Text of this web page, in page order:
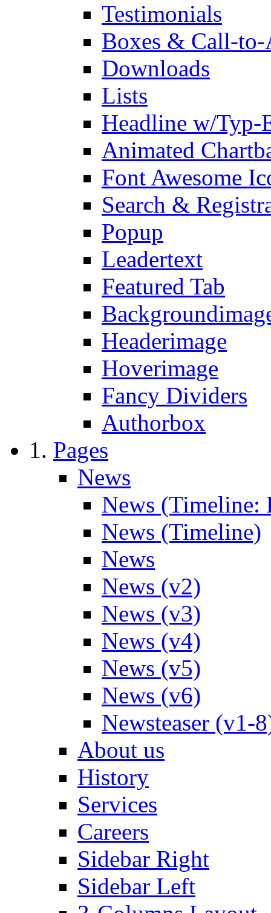
Testimonials
Boxes & Call-
Downloads
Lists
Headline w/Typ-
Animated
Font Awesome
Search &
Popup
Leadertext
Featured Tab
Headerimage
Hoverimage
Fancy Dividers
Authorbox
Pages
News
News (Timeline:
News (Timeline)
News
News (v2)
News (v3)
News (v4)
News (v5)
News (v6)
Newsteaser (v1-
About us
History
Services
Careers
Sidebar Right
Sidebar Left